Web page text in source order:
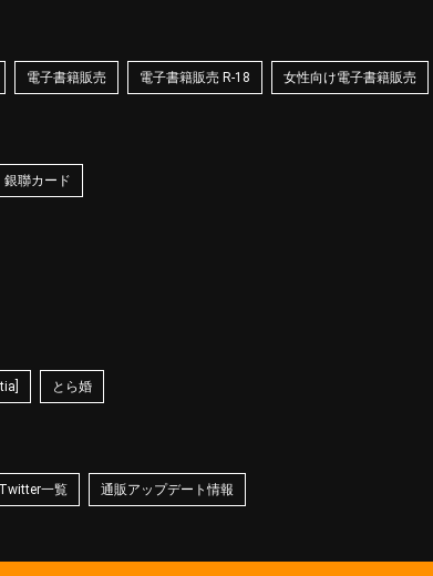
電子書籍販売 電子書籍販売 R-18 女性向け電子書籍販売
銀聯カード
とら婚
一覧 通販アップデート情報